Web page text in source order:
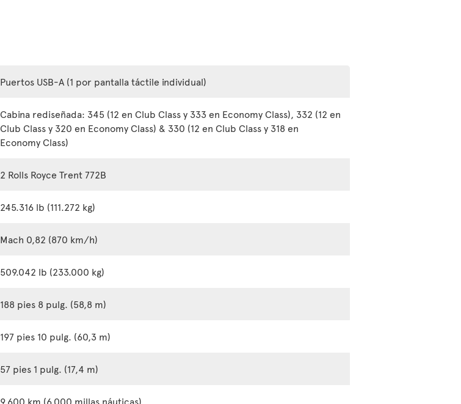
Puertos USB-A (1 por pantalla táctile individual)
Cabina rediseñada: 345 (12 en Club Class y 333 en Economy Class), 332 (12 en
Club Class y 320 en Economy Class) & 330 (12 en Club Class y 318 en
Economy Class)
2 Rolls Royce Trent 772B
245.316 lb (111.272 kg)
Mach 0,82 (870 km/h)
509.042 lb (233.000 kg)
188 pies 8 pulg. (58,8 m)
197 pies 10 pulg. (60,3 m)
57 pies 1 pulg. (17,4 m)
9.600 km (6.000 millas náuticas)